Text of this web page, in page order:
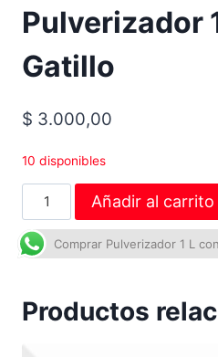
Pulverizador
Gatillo
$ 3.000,00
10 disponibles
Añadir al carrito
Comprar Pulverizador 1 L
Productos